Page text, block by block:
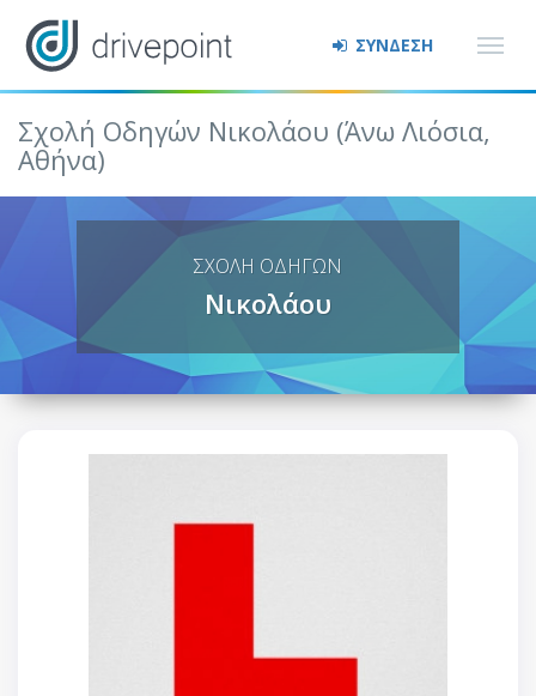
ΣΥΝΔΕΣΗ
Σχολή Οδηγών Νικολάου (Άνω Λιόσια,
Αθήνα)
ΣΧΟΛΗ ΟΔΗΓΩΝ
Νικολάου